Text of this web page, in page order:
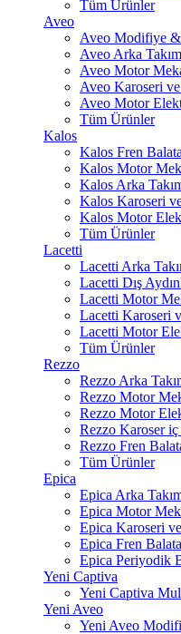
Tüm Ürünler
Aveo
Aveo Modifiye
Aveo Arka
Aveo Motor
Aveo Karoseri
Aveo Motor
Tüm Ürünler
Kalos
Kalos Fren
Kalos Motor
Kalos Arka
Kalos Karoseri
Kalos Motor
Tüm Ürünler
Lacetti
Lacetti Arka
Lacetti Dış
Lacetti Motor
Lacetti Karoseri
Lacetti Motor
Tüm Ürünler
Rezzo
Rezzo Arka
Rezzo Motor
Rezzo Motor
Rezzo Karoser
Rezzo Fren
Tüm Ürünler
Epica
Epica Arka
Epica Motor
Epica Karoseri
Epica Fren
Epica Periyodik
Yeni Captiva
Yeni Captiva
Yeni Aveo
Yeni Aveo